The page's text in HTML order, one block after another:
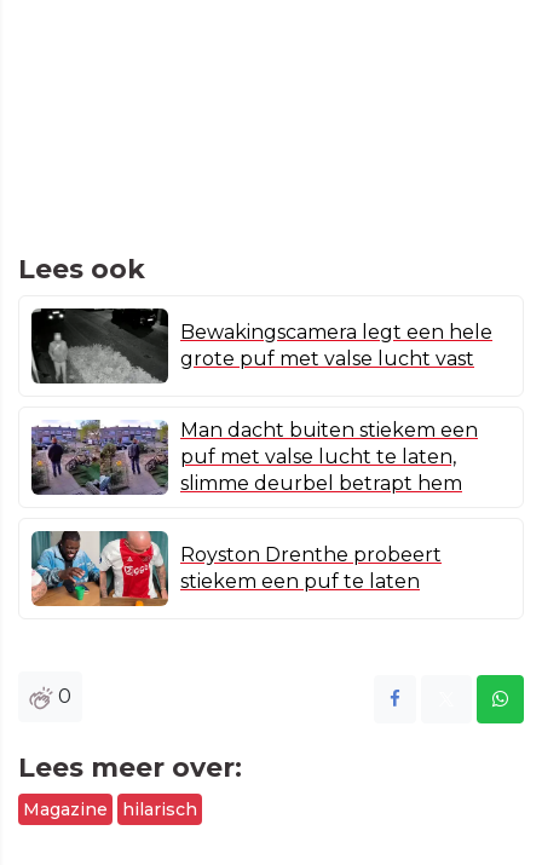
Lees ook
Bewakingscamera legt een hele
grote puf met valse lucht vast
Man dacht buiten stiekem een
puf met valse lucht te laten,
slimme deurbel betrapt hem
Royston Drenthe probeert
stiekem een puf te laten
0
Lees meer over:
Magazine hilarisch